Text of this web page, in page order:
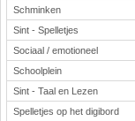
Schminken
Sint - Spelletjes
Sociaal / emotioneel
Schoolplein
Sint - Taal en Lezen
Spelletjes op het digibord